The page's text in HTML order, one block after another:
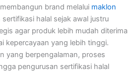
brand melalui maklon
halal sejak awal justru
agar produk lebih mudah diterima
kepercayaan yang lebih tinggi.
yang berpengalaman, proses
pengurusan sertifikasi halal